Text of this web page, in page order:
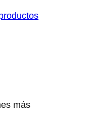
más